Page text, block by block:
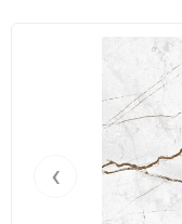
‹